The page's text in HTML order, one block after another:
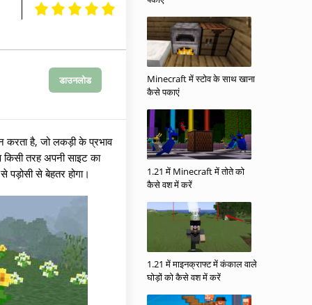
डाउनलोड
करता है, जो लकड़ी के प्रभाव
तरह अपनी साइट का
से बेहतर होगा।
Minecraft में स्टोव के साथ खाना
कैसे पकाएं
1.21 में Minecraft में तोते को
कैसे वश में करें
1.21 में माइनक्राफ्ट में कंकाल वाले
घोड़ों को कैसे वश में करें